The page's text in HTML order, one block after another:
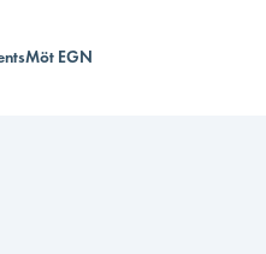
Möt EGN